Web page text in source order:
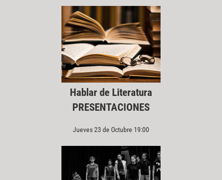
Hablar de Literatura
PRESENTACIONES
Jueves 23 de Octubre 19:00